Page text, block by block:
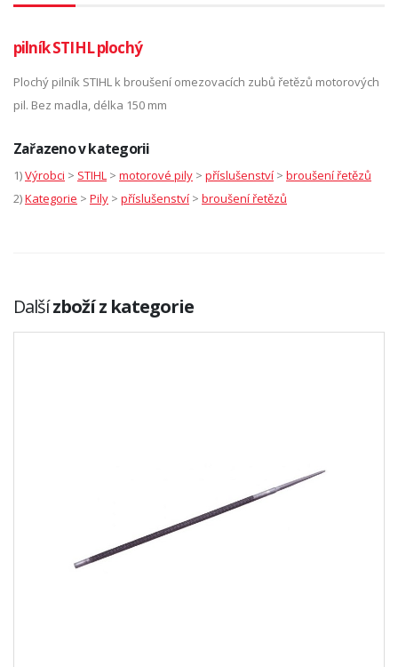
pilník STIHL plochý
Plochý pilník STIHL k broušení omezovacích zubů řetězů motorových
pil. Bez madla, délka 150 mm
Zařazeno v kategorii
1)Výrobci > STIHL > motorové pily > příslušenství > broušení řetězů
2)Kategorie > Pily > příslušenství > broušení řetězů
Dalšízboží z kategorie